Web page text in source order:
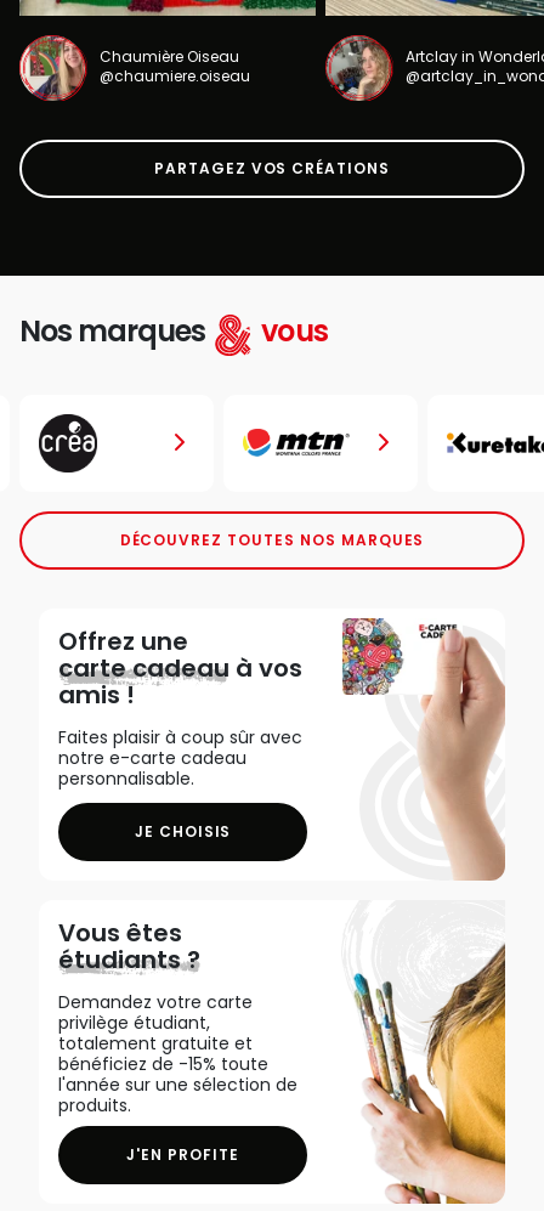
Chaumière Oiseau
@chaumiere.oiseau
Artclay in
PARTAGEZ VOS CRÉATIONS
Nos marques vous
DÉCOUVREZ TOUTES NOS MARQUES
Offrez une
carte cadeau à vos
amis !
Faites plaisir à coup sûr avec
notre e-carte cadeau
personnalisable.
JE CHOISIS
Vous êtes
étudiants ?
Demandez votre carte
privilège étudiant,
totalement gratuite et
bénéficiez de -15% toute
l'année sur une sélection de
produits.
J'EN PROFITE